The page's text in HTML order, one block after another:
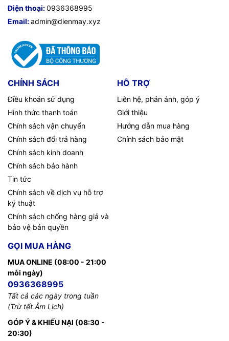
Điện thoại:0936368995
Email:admin@dienmay.xyz
CHÍNH SÁCH
Điều khoản sử dụng
Hình thức thanh toán
Chính sách vận chuyển
Chính sách đổi trả hàng
Chính sách kinh doanh
Chính sách bảo hành
Tin tức
Chính sách về dịch vụ hỗ trợ
kỹ thuật
Chính sách chống hàng giả và
bảo vệ bản quyền
HỖ TRỢ
Liên hệ, phản ánh, góp ý
Giới thiệu
Hướng dẫn mua hàng
Chính sách bảo mật
GỌI MUA HÀNG
MUA ONLINE (08:00 - 21:00
mỗi ngày)
0936368995
Tất cả các ngày trong tuần
(Trừ tết Âm Lịch)
GÓP Ý & KHIẾU NẠI (08:30 -
20:30)